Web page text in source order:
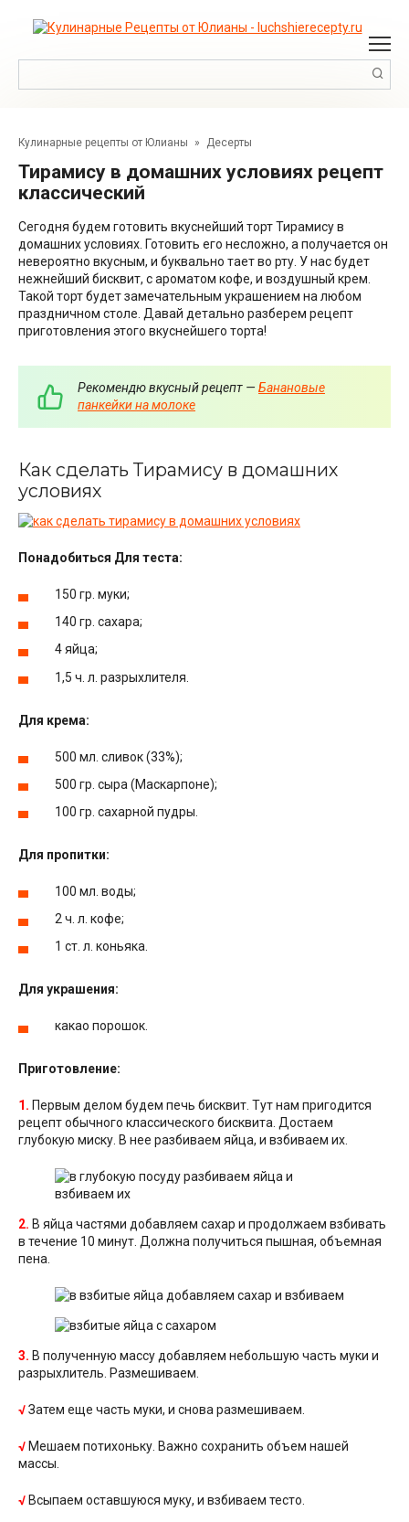
Кулинарные рецепты от Юлианы » Десерты
Тирамису в домашних условиях рецепт
классический
Сегодня будем готовить вкуснейший торт Тирамису в
домашних условиях. Готовить его несложно, а получается он
невероятно вкусным, и буквально тает во рту. У нас будет
нежнейший бисквит, с ароматом кофе, и воздушный крем.
Такой торт будет замечательным украшением на любом
праздничном столе. Давай детально разберем рецепт
приготовления этого вкуснейшего торта!
Рекомендю вкусный рецепт — Банановые
панкейки на молоке
Как сделать Тирамису в домашних
условиях
Понадобиться Для теста:
150 гр. муки;
140 гр. сахара;
4 яйца;
1,5 ч. л. разрыхлителя.
Для крема:
500 мл. сливок (33%);
500 гр. сыра (Маскарпоне);
100 гр. сахарной пудры.
Для пропитки:
100 мл. воды;
2 ч. л. кофе;
1 ст. л. коньяка.
Для украшения:
какао порошок.
Приготовление:
1. Первым делом будем печь бисквит. Тут нам пригодится
рецепт обычного классического бисквита. Достаем
глубокую миску. В нее разбиваем яйца, и взбиваем их.
2. В яйца частями добавляем сахар и продолжаем взбивать
в течение 10 минут. Должна получиться пышная, объемная
пена.
3. В полученную массу добавляем небольшую часть муки и
разрыхлитель. Размешиваем.
√Затем еще часть муки, и снова размешиваем.
√ Мешаем потихоньку. Важно сохранить объем нашей
массы.
√ Всыпаем оставшуюся муку, и взбиваем тесто.